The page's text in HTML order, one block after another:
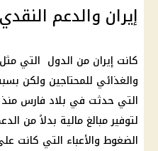
إيران والدعم النقدي
كانت إيران من الدول التي
والغذائي للمحتاجين ولكن
لتوفير مبالغ مالية بدلاً من
الضغوط والأعباء التي كانت